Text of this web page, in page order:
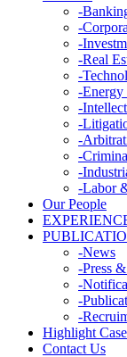
-
-
-
-Real
-
-
-
-
-
-
-
-Labor
Our People
-News
-Press
-
-
-
Highlight
Contact Us